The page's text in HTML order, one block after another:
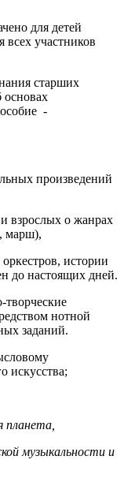
для детей
всех участников
старших
основах
-
произведений
взрослых о жанрах
марш),
истории
до настоящих дней.
творческие
нотной
заданий.
искусства;
планета,
музыкальности и